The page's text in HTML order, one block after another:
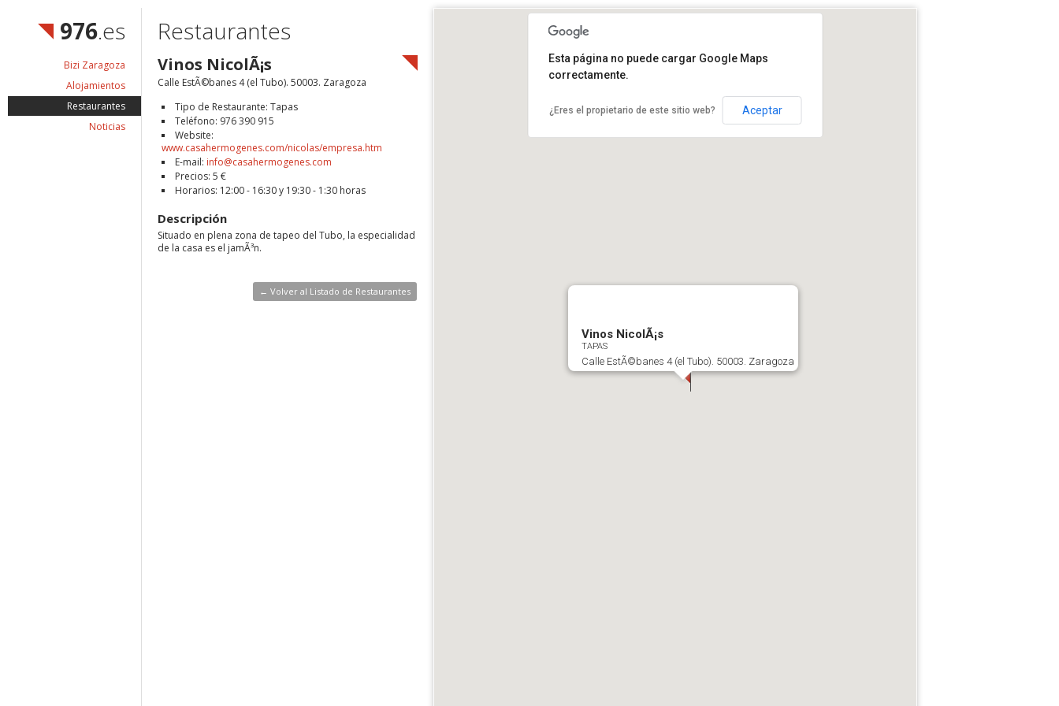
976.es
Bizi Zaragoza
Alojamientos
Restaurantes
Noticias
Restaurantes
Vinos NicolÃ¡s
Calle EstÃ©banes 4 (el Tubo). 50003. Zaragoza
Tipo de Restaurante: Tapas
Teléfono: 976 390 915
Website:
www.casahermogenes.com/nicolas/empresa.htm
E-mail: info@casahermogenes.com
Precios: 5 €
Horarios: 12:00 - 16:30 y 19:30 - 1:30 horas
Descripción
Situado en plena zona de tapeo del Tubo, la especialidad
de la casa es el jamÃ³n.
← Volver al Listado de Restaurantes
Vinos NicolÃ¡s
TAPAS
Calle EstÃ©banes 4 (el Tubo). 50003. Zaragoza
Esta página no puede cargar Google Maps
correctamente.
¿Eres el propietario de este sitio web? Aceptar